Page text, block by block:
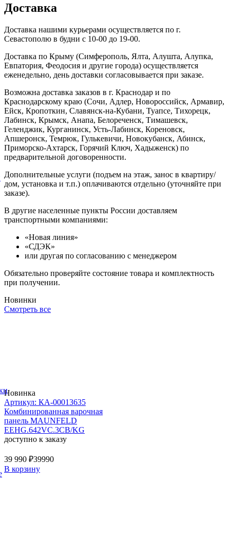
Доставка
Доставка нашими курьерами осуществляется по г.
Севастополю в будни с 10-00 до 19-00.
Доставка по Крыму (Симферополь, Ялта, Алушта, Алупка,
Евпатория, Феодосия и другие города) осуществляется
еженедельно, день доставки согласовывается при заказе.
Возможна доставка заказов в г. Краснодар и по
Краснодарскому краю (Сочи, Адлер, Новороссийск, Армавир,
Ейск, Кропоткин, Славянск-на-Кубани, Туапсе, Тихорецк,
Лабинск, Крымск, Анапа, Белореченск, Тимашевск,
Геленджик, Курганинск, Усть-Лабинск, Кореновск,
Апшеронск, Темрюк, Гулькевичи, Новокубанск, Абинск,
Приморско-Ахтарск, Горячий Ключ, Хадыженск) по
предварительной договоренности.
Дополнительные услуги (подъем на этаж, занос в квартиру/
дом, установка и т.п.) оплачиваются отдельно (уточняйте при
заказе).
В другие населенные пункты России доставляем
транспортными компаниями:
«Новая линия»
«СДЭК»
или другая по согласованию с менеджером
Обязательно проверяйте состояние товара и комплектность
при получении.
Новинки
Смотреть все
Новинка
Артикул: КА-00013635
Комбинированная варочная
панель MAUNFELD
EEHG.642VC.3CB/KG
доступно к заказу
39 990 ₽39990
В корзину